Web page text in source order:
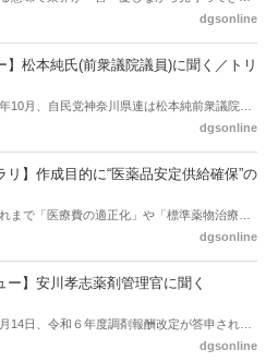
安定供給実現に向けた総合対策に関する有識
ドラビズon-lineでは検討会を総括する目的で
興・医療情報企画課長（医薬産業振興・医療
セルフメディケーション推進室長併任）安藤
誉教授の三村優美子氏、 日本保険薬局協会医
dgsonline
】松本純氏(前衆議院議員)に聞く／トリ
10月、自民党神奈川県連は松本純前衆議院議
」（横浜市中区・磯子区・金沢区）の支部長
薬剤師に関わる政策に広く・深く関わってき
剤師業界の期待には熱いものがある。不透明
介護・障害者サービスのトリプル改定等へ
機感の裏返しといってもいいだろう。本稿で
dgsonline
リ】作成目的に“医薬品安定供給確保”の
まで「医療費の適正化」や「標準薬物治療の
ることが多かった地域フォーミュラリの作
保だ。10月22日に開かれた「日本フォーミュ
ら安定供給確保への強い要望があったことを
込めるPPI３成分について銘柄を含めて選定
dgsonline
ー】安川孝志薬剤管理官に聞く
14日、令和６年度調剤報酬改定が答申され
省保険局医療課・薬剤管理官の安川孝志氏
dgsonline